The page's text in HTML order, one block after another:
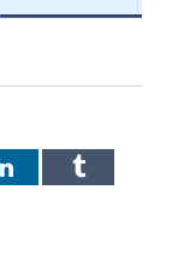
LinkedInTumblr